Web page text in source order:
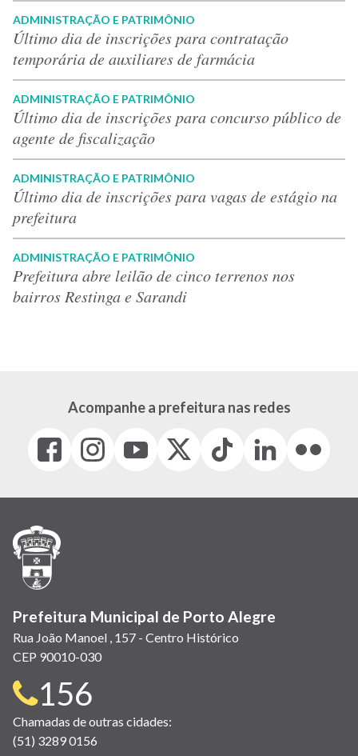
ADMINISTRAÇÃO E PATRIMÔNIO
Último dia de inscrições para contratação
temporária de auxiliares de farmácia
ADMINISTRAÇÃO E PATRIMÔNIO
Último dia de inscrições para concurso público de
agente de fiscalização
ADMINISTRAÇÃO E PATRIMÔNIO
Último dia de inscrições para vagas de estágio na
prefeitura
ADMINISTRAÇÃO E PATRIMÔNIO
Prefeitura abre leilão de cinco terrenos nos
bairros Restinga e Sarandi
Acompanhe a prefeitura nas redes
Facebook
(link
em
janela)
Instagram
(link
em
(link
em
(Antigo
(link
Tiktok
(link
em
LinkedIn
(link
em
(link
em
Prefeitura Municipal de Porto Alegre
Rua João Manoel , 157 - Centro Histórico
CEP 90010-030
Telefone
para
156
Chamadas de outras cidades:
(51) 3289 0156